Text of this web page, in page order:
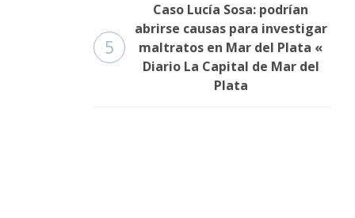
5
Caso Lucía Sosa: podrían
abrirse causas para investigar
maltratos en Mar del Plata «
Diario La Capital de Mar del
Plata